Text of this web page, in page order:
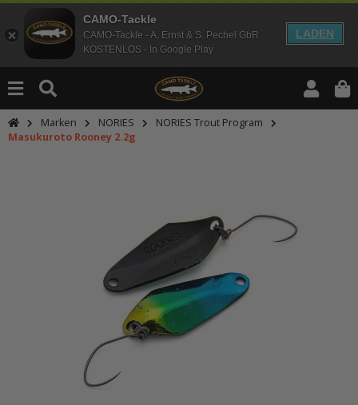
CAMO-Tackle
CAMO-Tackle - A. Ernst & S. Pechel GbR
KOSTENLOS - In Google Play
LADEN
Marken NORIES
NORIES Trout Program
Masukuroto Rooney 2.2g
lade